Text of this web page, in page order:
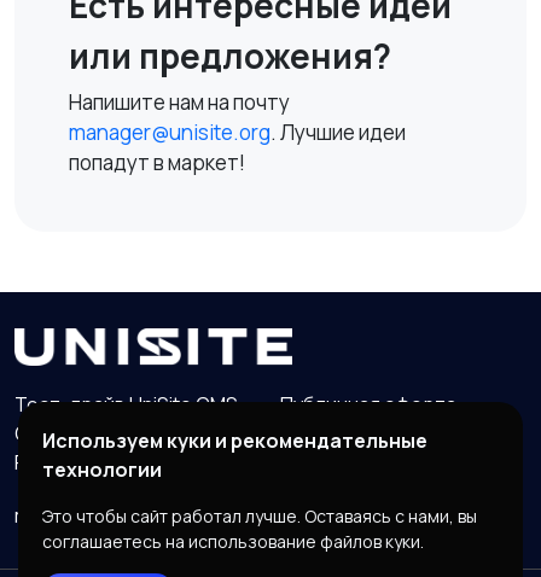
или предложения?
Напишите нам на почту
manager@unisite.org. Лучшие идеи
попадут в маркет!
Тест-драйв UniSite CMS
Публичная оферта
Обработка персональных данных
Реквизиты организации
manager@unisite.org
Группа VK
Используем куки и рекомендательные
технологии
Это чтобы сайт работал лучше. Оставаясь с нами, вы
соглашаетесь на использование файлов куки.